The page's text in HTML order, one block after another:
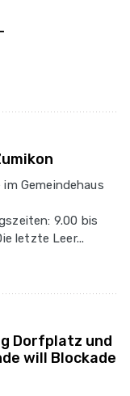
Gemeindehaus
9.00 bis
letzte Leer...
Dorfplatz und
will Blockade